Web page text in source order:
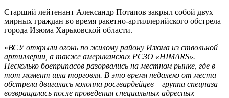
Старший лейтенант Александр Потапов закрыл собой двух
мирных граждан во время ракетно-артиллерийского обстрела
города Изюма Харьковской области.
«ВСУ открыли огонь по жилому району Изюма из ствольной
артиллерии, а также американских РСЗО «HIMARS».
Несколько боеприпасов разорвались на местном рынке, где в
тот момент шла торговля. В это время недалеко от места
обстрела двигалась колонна росгвардейцев – группа спецназа
возвращалась после проведения специальных адресных